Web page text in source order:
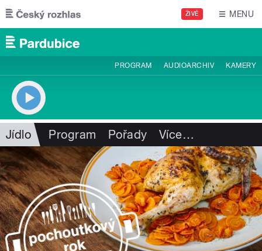
Přejít k hlavnímu obsahu
ŽIVĚ MENU
PROGRAM AUDIOARCHIV KAMERY
Jídlo Program Pořady Více…